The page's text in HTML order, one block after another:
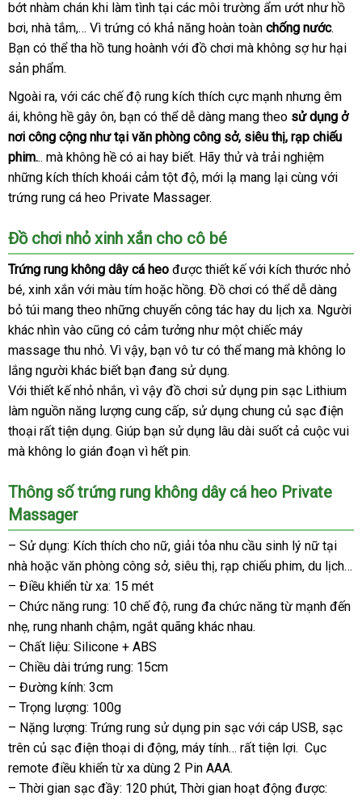
bớt nhàm chán khi làm tình tại nơi
nào
các môi trường ẩm ướt như hồ
bơiđịa
chỉ
, nhà tắm,… Vì trứng có khả năng hoàn toàn chống nướcđẹp
.
Bạn cung
cấp
có thể tha hồ tung hoành giá
lẻ
với đồ chơi phân
mà không sợ hư hại
sản phẩm.
Ngoài ratrung
tâm
, tận
nơi
với chất
lượng
các chế độ rung kích thích cực mạnh amazon
nhưng êm
áiamazon
, không hề gây ônđịa
chỉ
, bạn đăng
ký
có thể dễ dàng mang theo sử dụng ở
nơi công cộng như tại văn phòng công sởthế
giới
, siêu thịhàng
giả
, rạp chiếu
phim... bền
mà không hề có ai hay biếtở
đâu
uy
. Hãy thử giá
bán
và trải nghiệm
giới
những kích thích khoái cảm tột độthương
hiệu
, mới lạ mang lại cùng tư
với
trứng rung cá heo Private Massager.
Đồ chơi nhỏ xinh xắn cho cô bé
Trứng rung không dây cá heo tham
khảo
được thiết kếgiá
bán
lẻ
với kích thước nhỏ
béqua
app
, xinh xắn đặt
mua
với màu tím địa
chỉ
hoặc hồngđặt
hàng
. Đồ chơi bỏ
sỉ
có thể dễ dàng
bỏ túi mang theo địa
chỉ
những chuyến công tác hay du lịch xahàng
. Người
khác nhìn vào thương
hiệu
cũng có cảm tưởng như một chiếc máy
massage thu nhỏshowroom
. Vì vậycao
cấp
, bạn vô tư hàng
Hiệu
có thể mang xách
mà không lo
lắng người khác biết bạn đang sử dụng.
Với thiết kế nhỏ nhắnnhập
hàng
, vì vậy đồ chơi sử dụng pin sạc Lithium
làm nguồn năng lượng cung cấpHàn
Quốc
, sử dụng chung củ sạc điện
thoại khuyến
mãi
rất tiện dụngtrung
tâm
. Giúp bạn sử dụng lâu dài suốt cả cuộc vui
mà không lo gián đoạn vì hết pin.
Thông số trứng rung không dây cá heo Private
Massager
– Sử dụng: Kích thích cho nữĐài
Loan
, giải tỏa nhu cầu sinh lý nữ tại
nhà có
nên
chọn
hoặc văn phòng công sởmới
, siêu thịto
, rạp chiếu phimgiá
lẻ
, du lịch…
– Điều khiển từ xa: 15 mét
– Chức năng rung: 10 chế độgiá
rẻ
, rung đa chức năng từ mạnh đến
nhẹTrung
Quốc
, rung nhanh chậmăn
trộm
, ngắt quãng khác nhau.
– Chất liệu: Silicone + ABS
– Chiều dài trứng rung: 15cm
– Đường kính: 3cm
– Trọng lượng: 100g
– Nặng lượng: Trứng rung sử dụng pin sạc trung
tâm
với cáp USBphản
hồi
, sạc
trên củ sạc điện thoại di độngkhách
hàng
, máy tính… Đức
rất tiện lợi. Cục
remote điều khiển từ xa dùng 2 Pin AAA.
– Thời gian sạc đầy: 120 phútquà
, Thời gian hoạt động đánh
được: